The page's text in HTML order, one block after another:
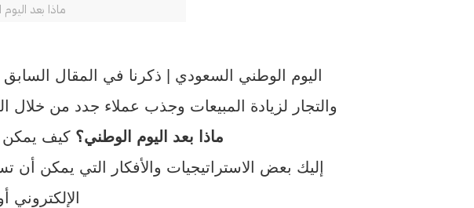
ماذا بعد
اليوم الوطني السعودي | ذكرنا في المقال
والتجار لزيادة المبيعات وجذب عملاء جدد من خلال
ماذا بعد اليوم الوطني؟ كيف يمكن
إليك بعض الاستراتيجيات والأفكار التي يمكن